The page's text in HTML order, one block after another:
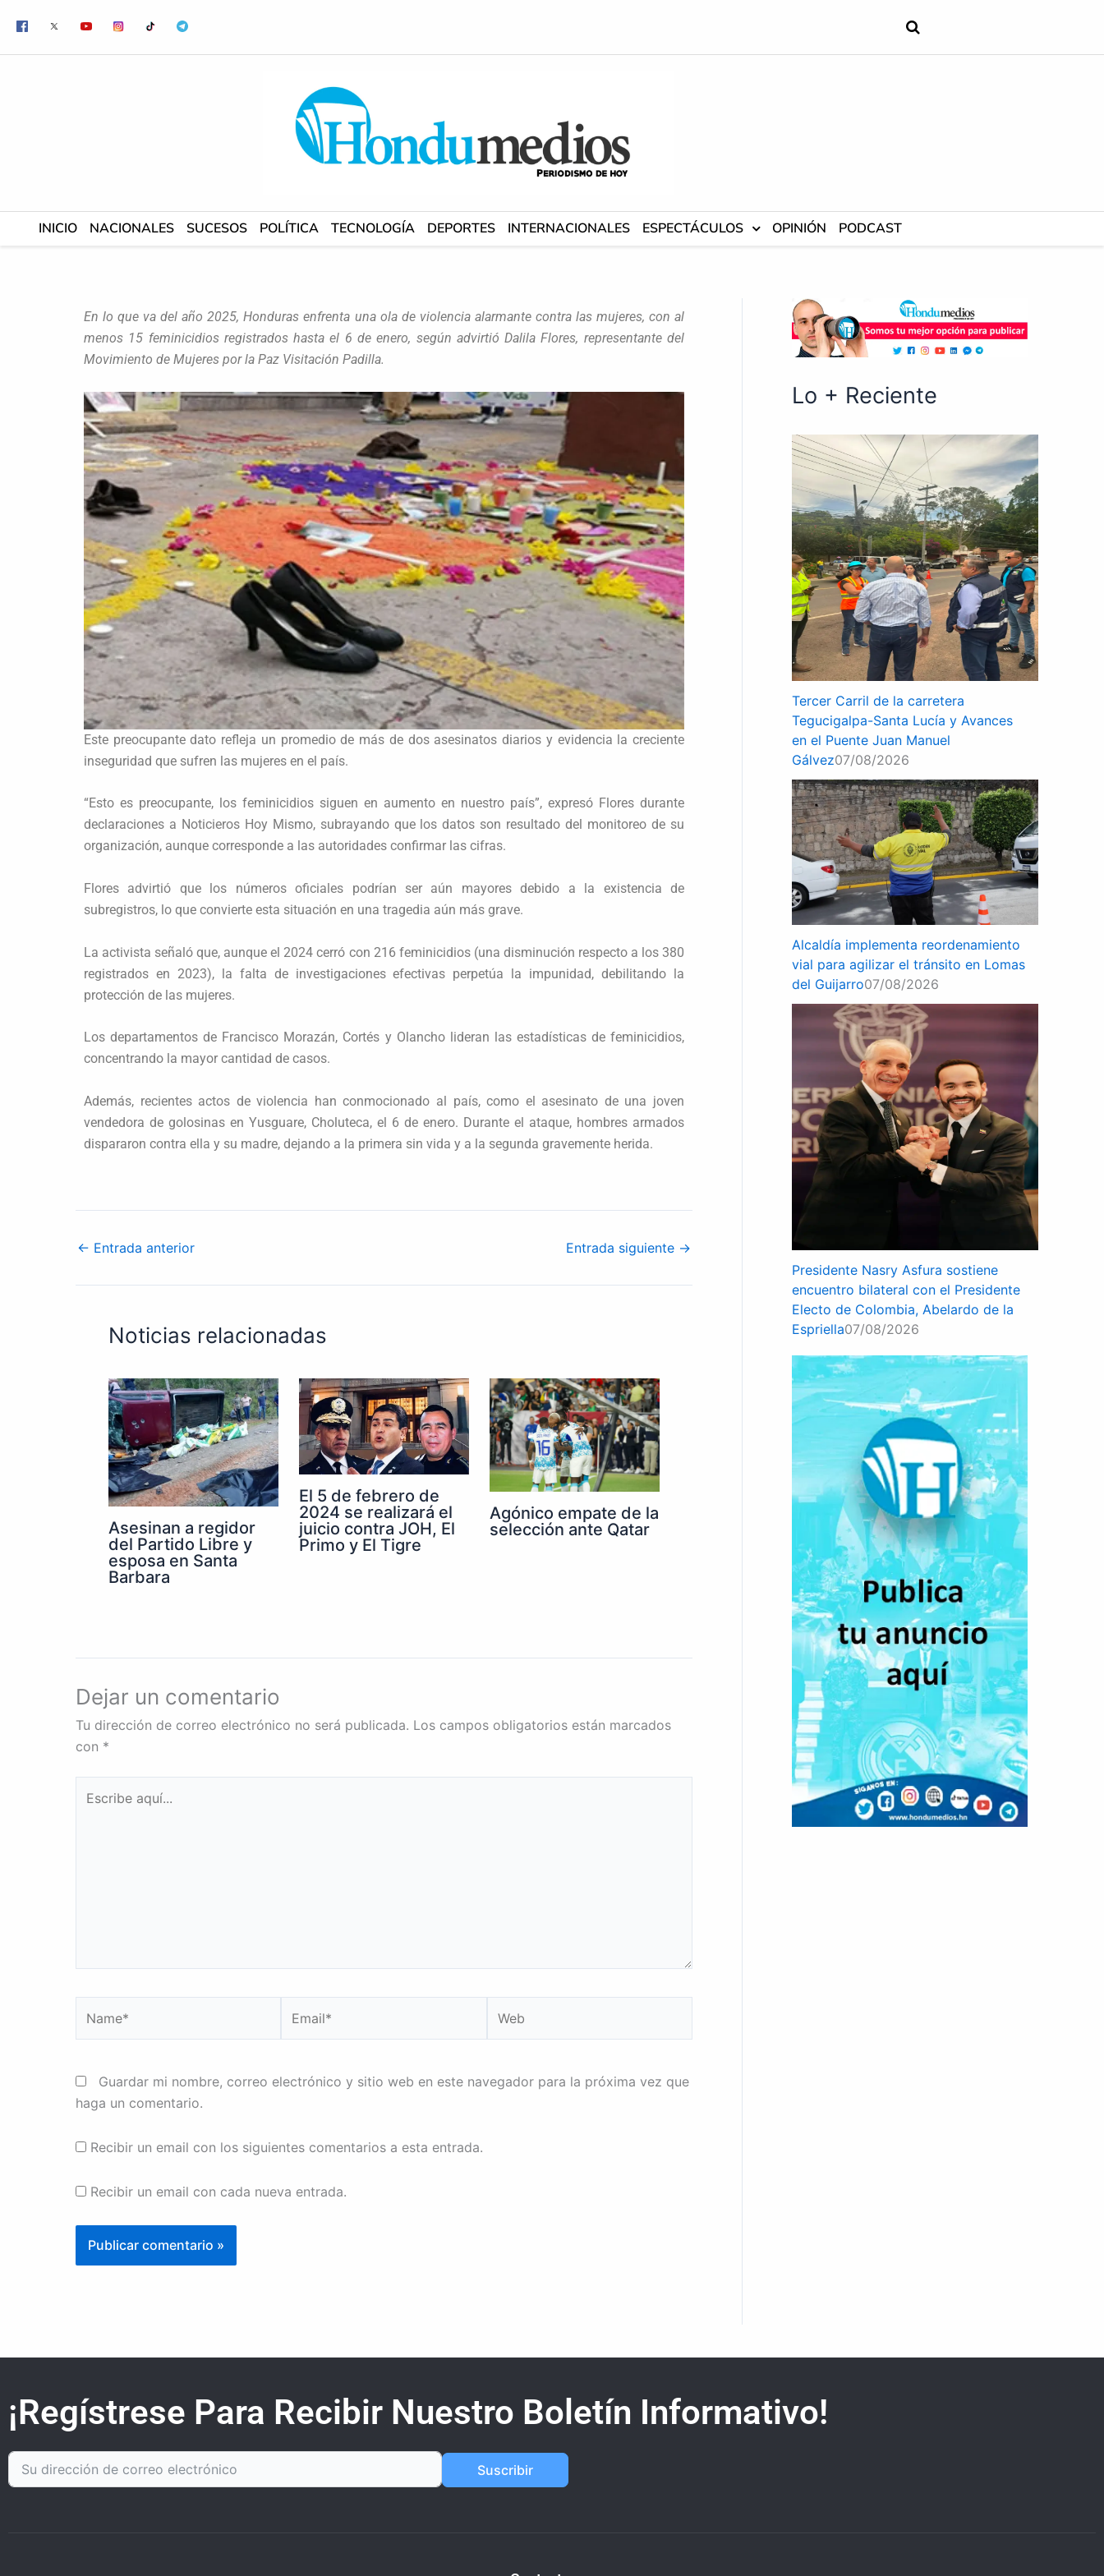
contenido
INICIO NACIONALES SUCESOS POLÍTICA TECNOLOGÍA DEPORTES INTERNACIONALES ESPECTÁCULOS OPINIÓN PODCAST
En lo que va del año 2025, Honduras enfrenta una ola de violencia alarmante contra las mujeres, con al
menos 15 feminicidios registrados hasta el 6 de enero, según advirtió Dalila Flores, representante del
Movimiento de Mujeres por la Paz Visitación Padilla.
Este preocupante dato refleja un promedio de más de dos asesinatos diarios y evidencia la creciente
inseguridad que sufren las mujeres en el país.
“Esto es preocupante, los feminicidios siguen en aumento en nuestro país”, expresó Flores durante
declaraciones a Noticieros Hoy Mismo, subrayando que los datos son resultado del monitoreo de su
organización, aunque corresponde a las autoridades confirmar las cifras.
Flores advirtió que los números oficiales podrían ser aún mayores debido a la existencia de
subregistros, lo que convierte esta situación en una tragedia aún más grave.
La activista señaló que, aunque el 2024 cerró con 216 feminicidios (una disminución respecto a los 380
registrados en 2023), la falta de investigaciones efectivas perpetúa la impunidad, debilitando la
protección de las mujeres.
Los departamentos de Francisco Morazán, Cortés y Olancho lideran las estadísticas de feminicidios,
concentrando la mayor cantidad de casos.
Además, recientes actos de violencia han conmocionado al país, como el asesinato de una joven
vendedora de golosinas en Yusguare, Choluteca, el 6 de enero. Durante el ataque, hombres armados
dispararon contra ella y su madre, dejando a la primera sin vida y a la segunda gravemente herida.
← Entrada anterior Entrada siguiente →
Noticias relacionadas
Asesinan a regidor
del Partido Libre y
esposa en Santa
Barbara
El 5 de febrero de
2024 se realizará el
juicio contra JOH, El
Primo y El Tigre
Agónico empate de la
selección ante Qatar
Dejar un comentario
Tu dirección de correo electrónico no será publicada. Los campos obligatorios están marcados
con *
aquí...
Guardar mi nombre, correo electrónico y sitio web en este navegador para la próxima vez que
haga un comentario.
Recibir un email con los siguientes comentarios a esta entrada.
Recibir un email con cada nueva entrada.
Lo + Reciente
Tercer Carril de la carretera
Tegucigalpa-Santa Lucía y Avances
en el Puente Juan Manuel
Gálvez07/08/2026
Alcaldía implementa reordenamiento
vial para agilizar el tránsito en Lomas
del Guijarro07/08/2026
Presidente Nasry Asfura sostiene
encuentro bilateral con el Presidente
Electo de Colombia, Abelardo de la
Espriella07/08/2026
¡Regístrese Para Recibir Nuestro Boletín Informativo!
Suscribir